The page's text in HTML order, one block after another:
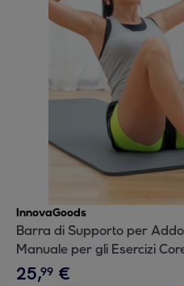
InnovaGoods
Barra di Supporto per
Manuale per gli Esercizi
25,99 €